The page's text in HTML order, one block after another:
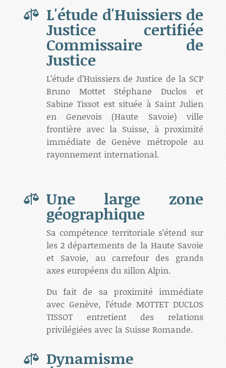
 L'étude d'Huissiers de
Justice certifiée
Commissaire de
Justice
L’étude d’Huissiers de Justice de la SCP
Bruno Mottet Stéphane Duclos et
Sabine Tissot est située à Saint Julien
en Genevois (Haute Savoie) ville
frontière avec la Suisse, à proximité
immédiate de Genève métropole au
rayonnement international.
 Une large zone
géographique
Sa compétence territoriale s’étend sur
les 2 départements de la Haute Savoie
et Savoie, au carrefour des grands
axes européens du sillon Alpin.
Du fait de sa proximité immédiate
avec Genève, l’étude MOTTET DUCLOS
TISSOT entretient des relations
privilégiées avec la Suisse Romande.
 Dynamisme